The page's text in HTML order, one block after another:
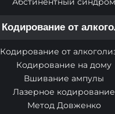
Кодирование от
Кодирование от
Кодирование на дому
Вшивание ампулы
Лазерное кодирование
Метод Довженко